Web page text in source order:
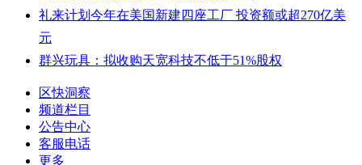
礼来计划今年在美国新建四座工厂 投资额或超270亿美
元
群兴玩具：拟收购天宽科技不低于51%股权
区快洞察
频道栏目
公告中心
客服电话
更多